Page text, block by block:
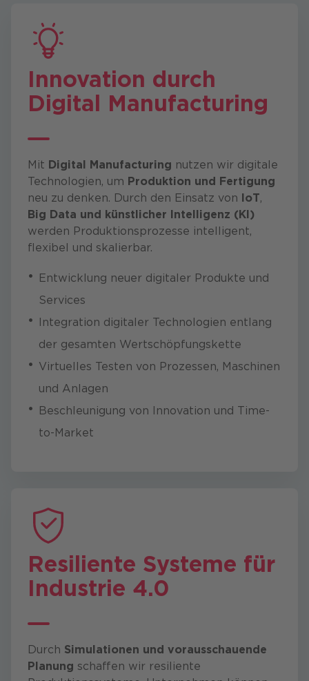
Innovation durch
Digital Manufacturing
Mit Digital Manufacturing nutzen wir digitale
Technologien, um Produktion und Fertigung
neu zu denken. Durch den Einsatz von IoT,
Big Data und künstlicher Intelligenz (KI)
werden Produktionsprozesse intelligent,
flexibel und skalierbar.
Entwicklung neuer digitaler Produkte und
Services
Integration digitaler Technologien entlang
der gesamten Wertschöpfungskette
Virtuelles Testen von Prozessen, Maschinen
und Anlagen
Beschleunigung von Innovation und Time-
to-Market
Resiliente Systeme für
Industrie 4.0
Durch Simulationen und vorausschauende
Planung schaffen wir resiliente